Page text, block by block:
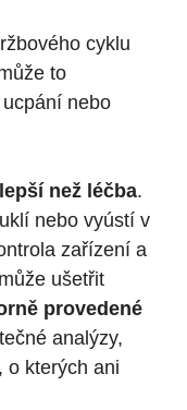
cyklu
to
nebo
než léčba.
nebo vyústí v
zařízení a
ušetřit
provedené
analýzy,
o kterých ani